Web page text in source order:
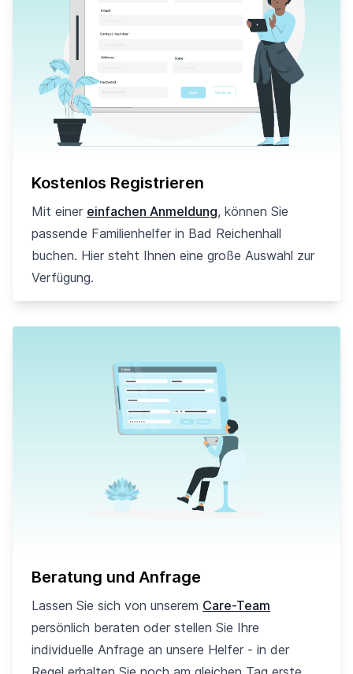
Kostenlos Registrieren
Mit einer einfachen Anmeldung, können Sie
passende Familienhelfer in Bad Reichenhall
buchen. Hier steht Ihnen eine große Auswahl zur
Verfügung.
Beratung und Anfrage
Lassen Sie sich von unserem Care-Team
persönlich beraten oder stellen Sie Ihre
individuelle Anfrage an unsere Helfer - in der